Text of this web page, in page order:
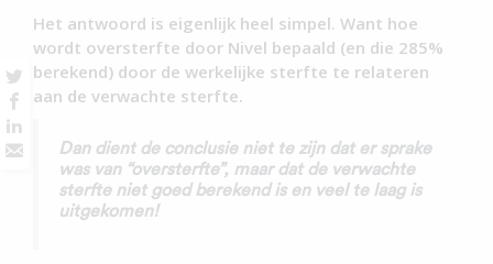
Het antwoord is eigenlijk heel simpel. Want hoe
wordt oversterfte door Nivel bepaald (en die 285%
berekend) door de werkelijke sterfte te relateren
aan de verwachte sterfte.
Dan dient de conclusie niet te zijn dat er sprake
was van “oversterfte”, maar dat de verwachte
sterfte niet goed berekend is en veel te laag is
uitgekomen!